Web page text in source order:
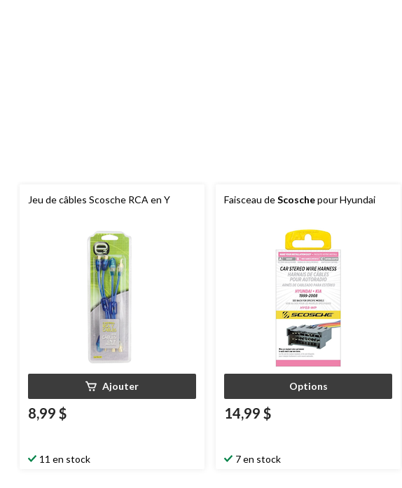
Jeu de câbles Scosche RCA en Y
Ajouter
8,99 $
11 en stock
Faisceau deScoschepour Hyundai
Options
14,99 $
7 en stock